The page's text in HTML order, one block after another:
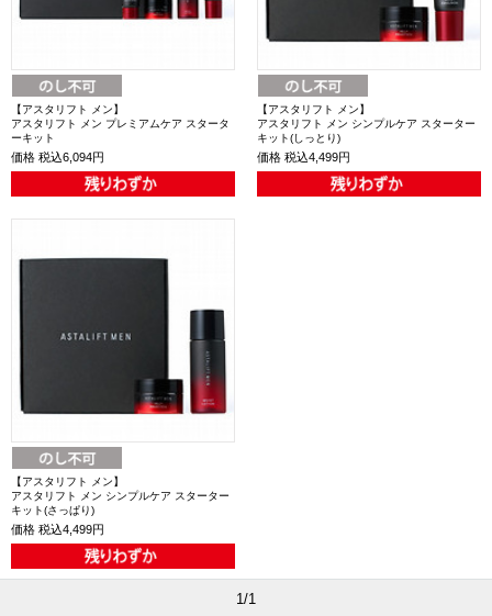
【アスタリフト メン】
アスタリフト メン プレミアムケア スタータ
ーキット
価格 税込6,094円
【アスタリフト メン】
アスタリフト メン シンプルケア スターター
キット(しっとり)
価格 税込4,499円
【アスタリフト メン】
アスタリフト メン シンプルケア スターター
キット(さっぱり)
価格 税込4,499円
1/1